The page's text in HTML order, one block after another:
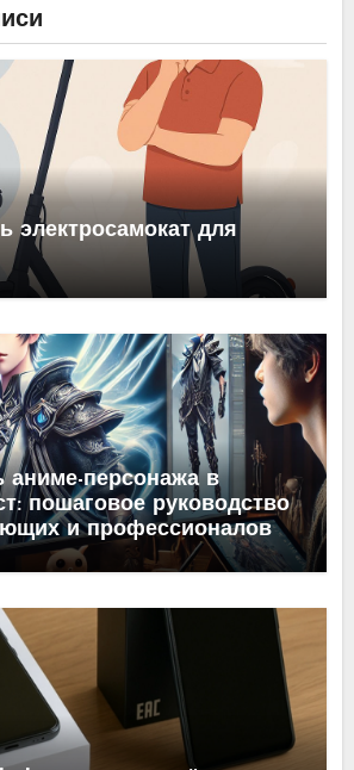
электросамокат для
аниме-персонажа в
пошаговое руководство
и профессионалов